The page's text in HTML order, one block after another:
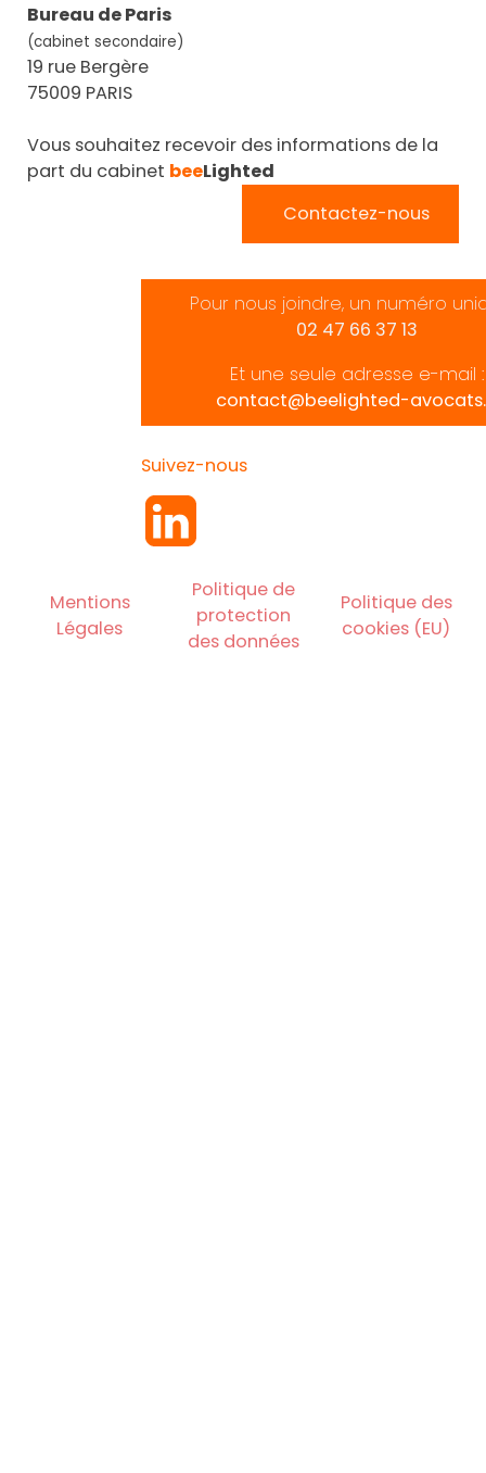
Bureau de Paris
(cabinet secondaire)
19 rue Bergère
75009 PARIS
Vous souhaitez recevoir des informations de la
part du cabinet beeLighted
Contactez-nous
Pour nous joindre, un numéro
02 47 66 37 13
Et une seule adresse e-mail :
contact@beelighted-
Suivez-nous
Mentions
Légales
Politique de
protection
des données
Politique des
cookies (EU)